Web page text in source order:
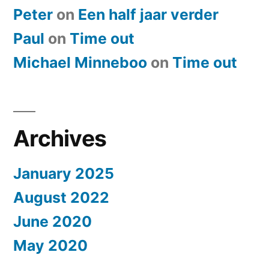
Peter on Een half jaar verder
Paul on ​Time out
Michael Minneboo on ​Time out
Archives
January 2025
August 2022
June 2020
May 2020